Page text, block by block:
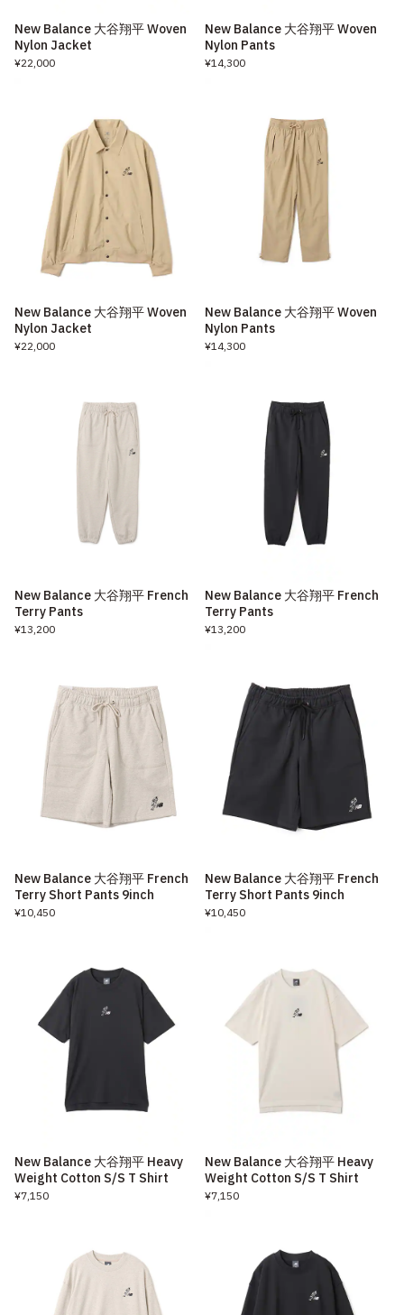
New Balance 大谷翔平 Woven
Nylon Jacket
¥22,000
New Balance 大谷翔平 Woven
Nylon Pants
¥14,300
New Balance 大谷翔平 Woven
Nylon Jacket
¥22,000
New Balance 大谷翔平 Woven
Nylon Pants
¥14,300
New Balance 大谷翔平 French
Terry Pants
¥13,200
New Balance 大谷翔平 French
Terry Pants
¥13,200
New Balance 大谷翔平 French
Terry Short Pants 9inch
¥10,450
New Balance 大谷翔平 French
Terry Short Pants 9inch
¥10,450
New Balance 大谷翔平 Heavy
Weight Cotton S/S T Shirt
¥7,150
New Balance 大谷翔平 Heavy
Weight Cotton S/S T Shirt
¥7,150